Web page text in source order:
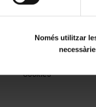
Només utilitzar
Cookies